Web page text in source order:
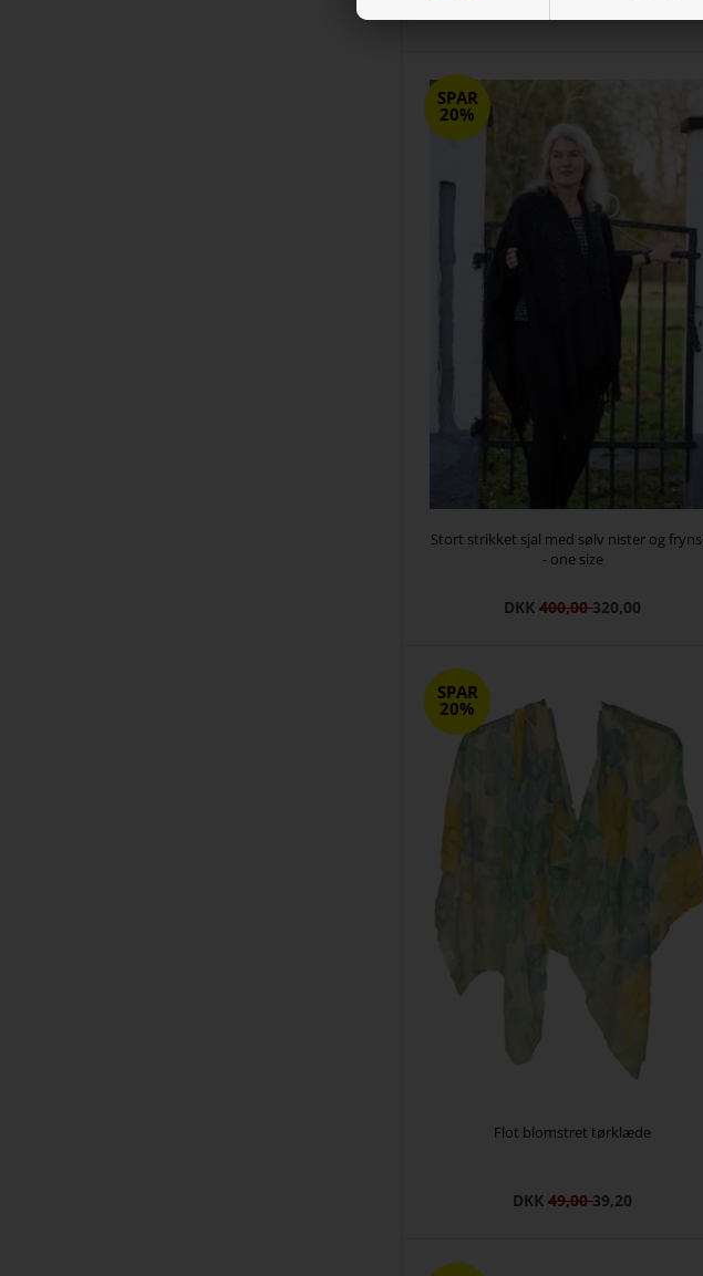
SPAR
20%
Stort strikket sjal med sølv nister og
- one size
DKK400,00320,00
SPAR
20%
Flot blomstret tørklæde
DKK49,0039,20